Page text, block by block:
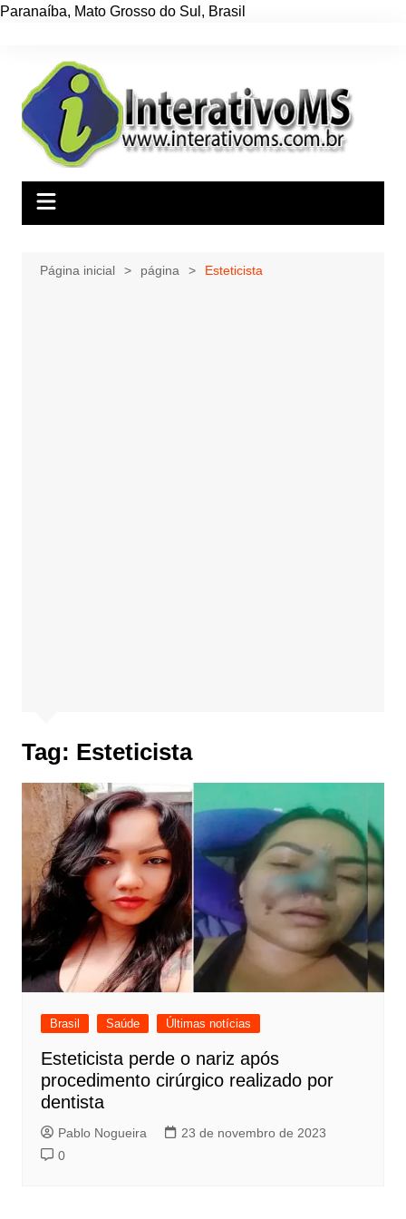
Paranaíba, Mato Grosso do Sul , Brasil
conteúdo
Página inicial página Esteticista
Tag: Esteticista
Brasil Saúde Últimas notícias
Esteticista perde o nariz após
procedimento cirúrgico realizado por
dentista
Pablo Nogueira
23 de novembro de 2023
0